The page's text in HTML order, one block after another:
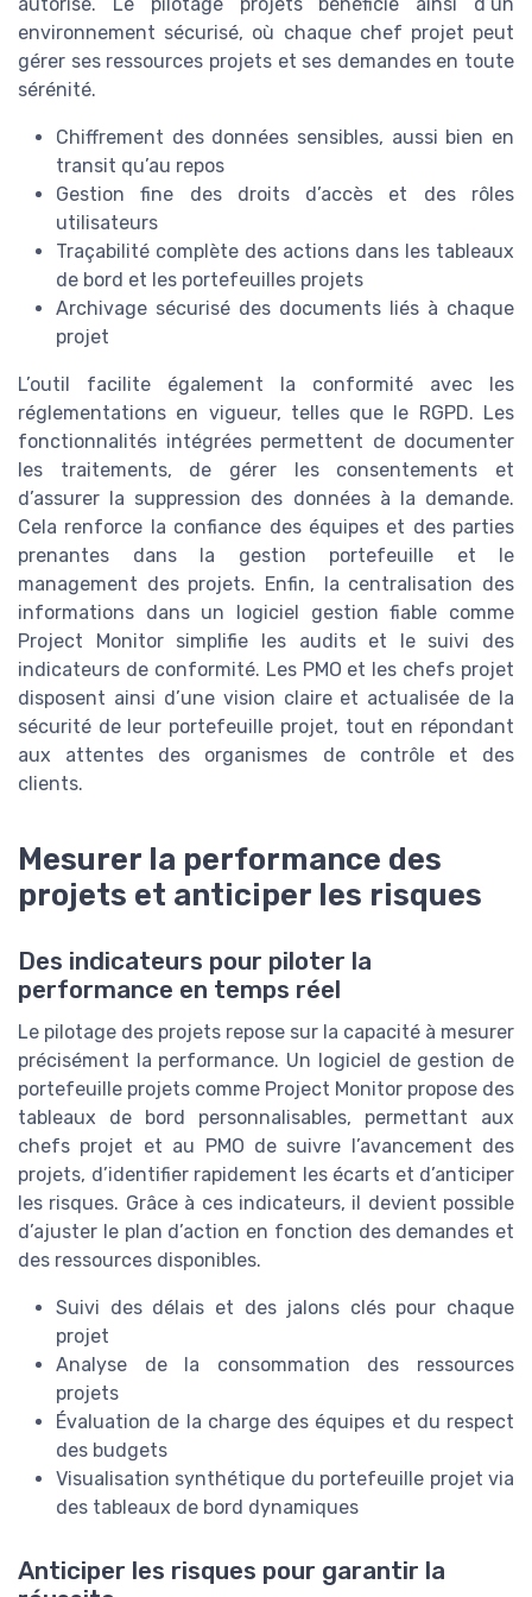
autorisé. Le pilotage projets bénéficie ainsi d’un
environnement sécurisé, où chaque chef projet peut
gérer ses ressources projets et ses demandes en toute
sérénité.
Chiffrement des données sensibles, aussi bien en
transit qu’au repos
Gestion fine des droits d’accès et des rôles
utilisateurs
Traçabilité complète des actions dans les tableaux
de bord et les portefeuilles projets
Archivage sécurisé des documents liés à chaque
projet
L’outil facilite également la conformité avec les
réglementations en vigueur, telles que le RGPD. Les
fonctionnalités intégrées permettent de documenter
les traitements, de gérer les consentements et
d’assurer la suppression des données à la demande.
Cela renforce la confiance des équipes et des parties
prenantes dans la gestion portefeuille et le
management des projets. Enfin, la centralisation des
informations dans un logiciel gestion fiable comme
Project Monitor simplifie les audits et le suivi des
indicateurs de conformité. Les PMO et les chefs projet
disposent ainsi d’une vision claire et actualisée de la
sécurité de leur portefeuille projet, tout en répondant
aux attentes des organismes de contrôle et des
clients.
Mesurer la performance des
projets et anticiper les risques
Des indicateurs pour piloter la
performance en temps réel
Le pilotage des projets repose sur la capacité à mesurer
précisément la performance. Un logiciel de gestion de
portefeuille projets comme Project Monitor propose des
tableaux de bord personnalisables, permettant aux
chefs projet et au PMO de suivre l’avancement des
projets, d’identifier rapidement les écarts et d’anticiper
les risques. Grâce à ces indicateurs, il devient possible
d’ajuster le plan d’action en fonction des demandes et
des ressources disponibles.
Suivi des délais et des jalons clés pour chaque
projet
Analyse de la consommation des ressources
projets
Évaluation de la charge des équipes et du respect
des budgets
Visualisation synthétique du portefeuille projet via
des tableaux de bord dynamiques
Anticiper les risques pour garantir la